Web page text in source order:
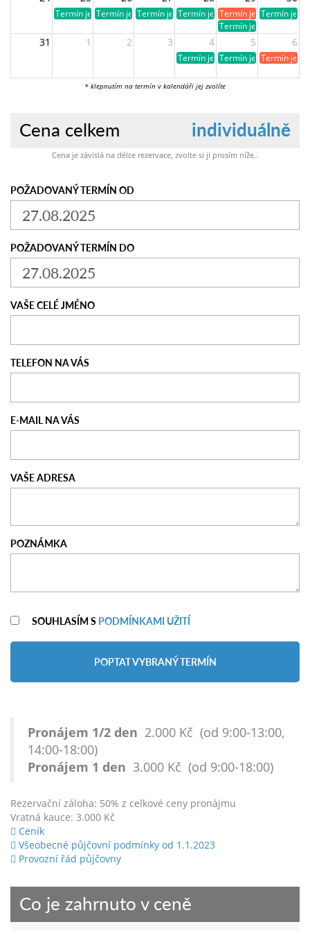
Termín je volnýTermín je volnýTermín je volnýTermín je volnýTermín je již obsazen
Termín je
Termín je volný
31 1 2 3 4 5 6
Termín je volnýTermín je volnýTermín je již
* klepnutím na termín v kalendáři jej zvolíte
Cena celkem individuálně
Cena je závislá na délce rezervace, zvolte si ji prosím níže..
POŽADOVANÝ TERMÍN OD
POŽADOVANÝ TERMÍN DO
VAŠE CELÉ JMÉNO
TELEFON NA VÁS
E-MAIL NA VÁS
VAŠE ADRESA
POZNÁMKA
SOUHLASÍM S PODMÍNKAMI UŽITÍ
POPTAT VYBRANÝ TERMÍN
Pronájem 1/2 den 2.000 Kč (od 9:00-13:00,
14:00-18:00)
Pronájem 1 den 3.000 Kč (od 9:00-18:00)
Rezervační záloha: 50% z celkové ceny pronájmu
Vratná kauce: 3.000 Kč
Ceník
Všeobecné půjčovní podmínky od 1.1.2023
Provozní řád půjčovny
Co je zahrnuto v ceně